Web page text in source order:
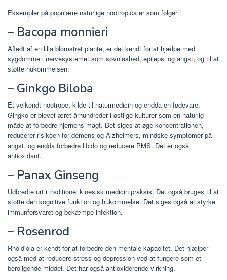
Eksempler på populære naturlige nootropica er som følger:
– Bacopa monnieri
Afledt af en lilla blomstret plante, er det kendt for at hjælpe med
sygdomme i nervesystemet som søvnløshed, epilepsi og angst, og til at
støtte hukommelsen.
– Ginkgo Biloba
Et velkendt nootrope, kilde til naturmedicin og endda en fødevare.
Gingko er blevet æret århundreder i østlige kulturer som en naturlig
måde at forbedre hjernens magt. Det siges at øge koncentrationen,
reducerer risikoen for demens og Alzheimers, mindske symptomer på
angst, og endda forbedre libido og reducere PMS. Det er også
antioxidant.
– Panax Ginseng
Udbredte urt i traditionel kinesisk medicin praksis. Det også bruges til at
støtte den kognitive funktion og hukommelse. Det siges også at styrke
immunforsvaret og bekæmpe infektion.
– Rosenrod
Rholdiola er kendt for at forbedre den mentale kapacitet. Det hjælper
også med at reducere stress og depression ved at fungere som et
beroligende middel. Det har også antioxiderende virkning.